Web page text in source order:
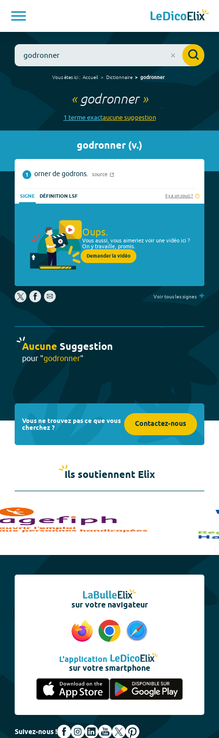
Vous êtes ici : Accueil Dictionnaire godronner
« godronner»
1 termeexactaucunesuggestion
godronner(v.)
1 orner de godrons. source
SIGNE DÉFINITION LSF Il y a un souci ?
Oups.
Vous aussi, vous aimeriez voir une vidéo ici ?
On y travaille, promis.
Demander la vidéo
Voir tous les signes +
Aucune Suggestion
pour "godronner"
Vous ne trouvez pas ce que vous
cherchez ? Contactez-nous
Ils soutiennent Elix
sur votre navigateur
L'application
sur votre smartphone
Suivez-nous !